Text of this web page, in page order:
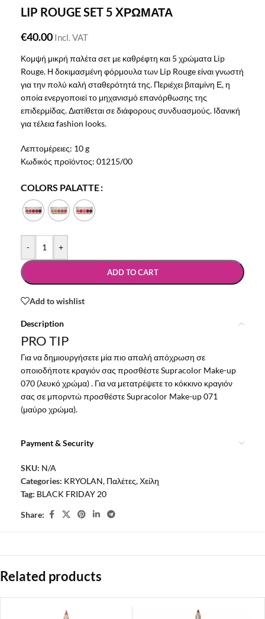
LIP ROUGE SET 5 XΡΩΜΑΤΑ
€40.00 Incl. VAT
Κομψή μικρή παλέτα σετ με καθρέφτη και 5 χρώματα Lip
Rouge. Η δοκιμασμένη φόρμουλα των Lip Rouge είναι γνωστή
για την πολύ καλή σταθερότητά της. Περιέχει βιταμίνη Ε, η
οποία ενεργοποιεί το μηχανισμό επανόρθωσης της
επιδερμίδας. Διατίθεται σε διάφορους συνδυασμούς. Ιδανική
για τέλεια fashion looks.
Λεπτομέρειες: 10 g
Κωδικός προϊόντος: 01215/00
COLORS PALATTE
- +
ADD TO CART
Add to wishlist
Description
PRO TIP
Για να δημιουργήσετε μία πιο απαλή απόχρωση σε
οποιοδήποτε κραγιόν σας προσθέστε Supracolor Make-up
070 (λευκό χρώμα) . Για να μετατρέψετε το κόκκινο κραγιόν
σας σε μπορντώ προσθέστε Supracolor Make-up 071
(μαύρο χρώμα).
Payment & Security
SKU: N/A
Categories: KRYOLAN, Παλέτες,Χείλη
Tag: BLACK FRIDAY 20
Share:
Related products